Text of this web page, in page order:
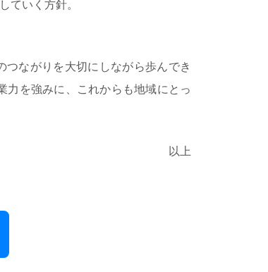
ていく方針。
ながりを大切にしながら歩んでき
力を強みに、これからも地域にとっ
以上